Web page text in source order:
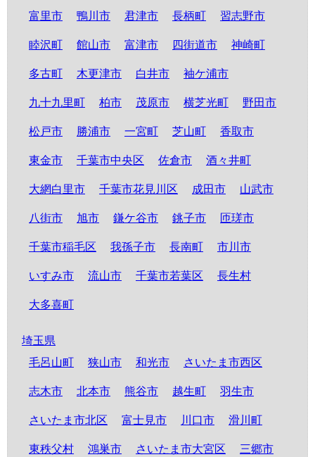
富里市 鴨川市 君津市 長柄町 習志野市
睦沢町 館山市 富津市 四街道市 神崎町
多古町 木更津市 白井市 袖ケ浦市
九十九里町 柏市 茂原市 横芝光町 野田市
松戸市 勝浦市 一宮町 芝山町 香取市
東金市 千葉市中央区 佐倉市 酒々井町
大網白里市 千葉市花見川区 成田市 山武市
八街市 旭市 鎌ケ谷市 銚子市 匝瑳市
千葉市稲毛区 我孫子市 長南町 市川市
いすみ市 流山市 千葉市若葉区 長生村
大多喜町
埼玉県
毛呂山町
狭山市 和光市 さいたま市西区
志木市 北本市 熊谷市 越生町 羽生市
さいたま市北区 富士見市 川口市 滑川町
東秩父村 鴻巣市 さいたま市大宮区 三郷市